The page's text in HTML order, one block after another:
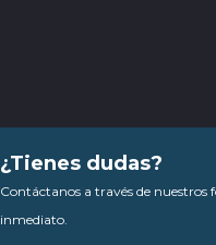
¿Tienes dudas?
Contáctanos a través de
inmediato.